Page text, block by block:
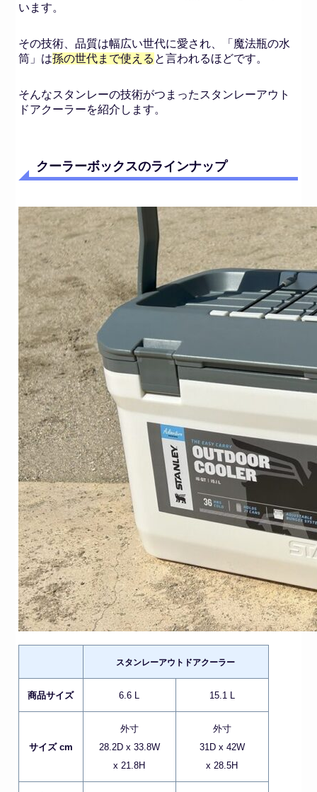
います。
その技術、品質は幅広い世代に愛され、「魔法瓶の水
筒」は孫の世代まで使える と言われるほどです。
そんなスタンレーの技術がつまったスタンレーアウト
ドアクーラーを紹介します。
クーラーボックスのラインナップ
スタンレーアウトドアクーラー
商品サイズ 6.6 L 15.1 L
サイズ cm
外寸
28.2D x 33.8W
x 21.8H
外寸
31D x 42W
x 28.5H